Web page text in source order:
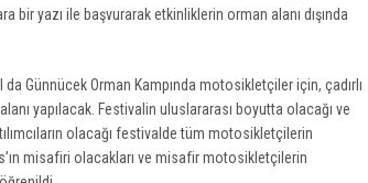
bir yazı ile başvurarak etkinliklerin orman alanı dışında
Günnücek Orman Kampında motosikletçiler için, çadırlı
yapılacak. Festivalin uluslararası boyutta olacağı ve
olacağı festivalde tüm motosikletçilerin
misafiri olacakları ve misafir motosikletçilerin